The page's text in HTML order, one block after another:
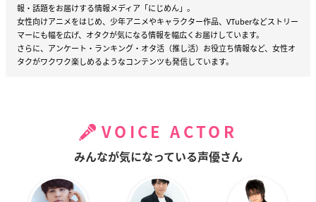
報・話題をお届けする情報メディア「にじめん」。
女性向けアニメをはじめ、少年アニメやキャラクター作品、VTuberなどストリー
マーにも幅を広げ、オタクが気になる情報を幅広くお届けしています。
さらに、アンケート・ランキング・オタ活（推し活）お役立ち情報など、女性オ
タクがワクワク楽しめるようなコンテンツも発信しています。
VOICE ACTOR
みんなが気になっている声優さん